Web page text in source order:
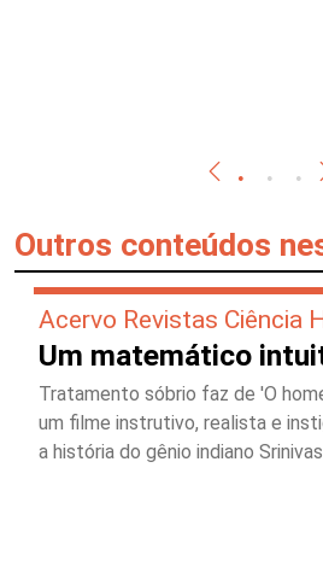
Outros conteúdos
Acervo Revistas Ciência
Um matemático
Tratamento sóbrio faz de 'O
um filme instrutivo, realista e
a história do gênio indiano